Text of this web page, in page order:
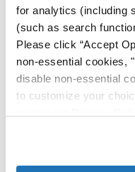
for analytics (including
(such as search
Please click “Accept
non-essential cookies,
disable non-essential
to customize your
Productos